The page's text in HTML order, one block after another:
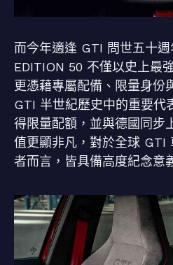
而今年適逢 GTI 問世五十
EDITION 50 不僅以史上最
更憑藉專屬配備、限量身份
GTI 半世紀歷史中的重要代
得限量配額，並與德國同步
值更顯非凡，對於全球 GTI
者而言，皆具備高度紀念意